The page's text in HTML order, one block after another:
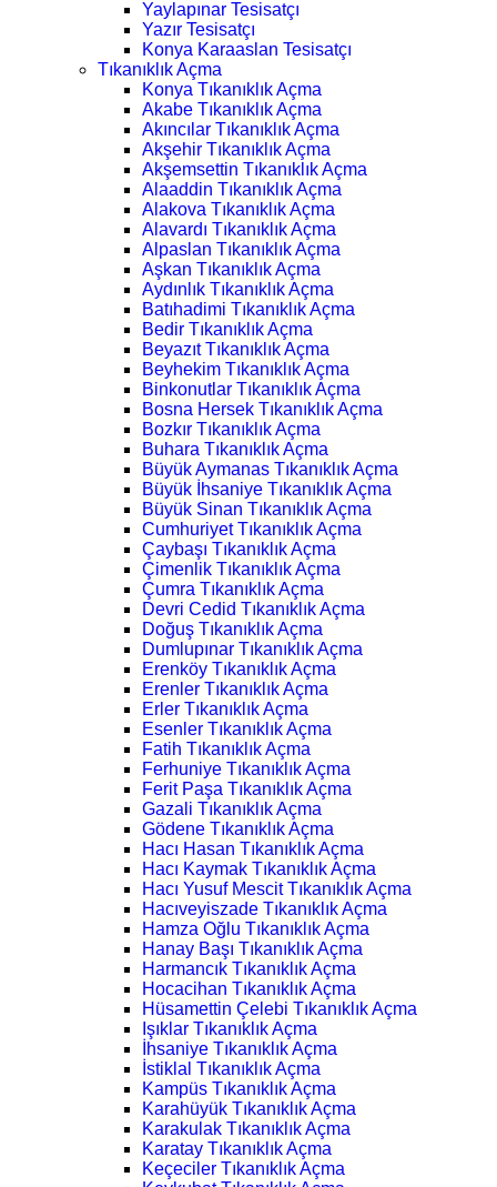
Yaylapınar Tesisatçı
Yazır Tesisatçı
Konya Karaaslan Tesisatçı
Tıkanıklık Açma
Konya Tıkanıklık Açma
Akabe Tıkanıklık Açma
Akıncılar Tıkanıklık Açma
Akşehir Tıkanıklık Açma
Akşemsettin Tıkanıklık Açma
Alaaddin Tıkanıklık Açma
Alakova Tıkanıklık Açma
Alavardı Tıkanıklık Açma
Alpaslan Tıkanıklık Açma
Aşkan Tıkanıklık Açma
Aydınlık Tıkanıklık Açma
Batıhadimi Tıkanıklık Açma
Bedir Tıkanıklık Açma
Beyazıt Tıkanıklık Açma
Beyhekim Tıkanıklık Açma
Binkonutlar Tıkanıklık Açma
Bosna Hersek Tıkanıklık Açma
Bozkır Tıkanıklık Açma
Buhara Tıkanıklık Açma
Büyük Aymanas Tıkanıklık Açma
Büyük İhsaniye Tıkanıklık Açma
Büyük Sinan Tıkanıklık Açma
Cumhuriyet Tıkanıklık Açma
Çaybaşı Tıkanıklık Açma
Çimenlik Tıkanıklık Açma
Çumra Tıkanıklık Açma
Devri Cedid Tıkanıklık Açma
Doğuş Tıkanıklık Açma
Dumlupınar Tıkanıklık Açma
Erenköy Tıkanıklık Açma
Erenler Tıkanıklık Açma
Erler Tıkanıklık Açma
Esenler Tıkanıklık Açma
Fatih Tıkanıklık Açma
Ferhuniye Tıkanıklık Açma
Ferit Paşa Tıkanıklık Açma
Gazali Tıkanıklık Açma
Gödene Tıkanıklık Açma
Hacı Hasan Tıkanıklık Açma
Hacı Kaymak Tıkanıklık Açma
Hacı Yusuf Mescit Tıkanıklık Açma
Hacıveyiszade Tıkanıklık Açma
Hamza Oğlu Tıkanıklık Açma
Hanay Başı Tıkanıklık Açma
Harmancık Tıkanıklık Açma
Hocacihan Tıkanıklık Açma
Hüsamettin Çelebi Tıkanıklık Açma
Işıklar Tıkanıklık Açma
İhsaniye Tıkanıklık Açma
İstiklal Tıkanıklık Açma
Kampüs Tıkanıklık Açma
Karahüyük Tıkanıklık Açma
Karakulak Tıkanıklık Açma
Karatay Tıkanıklık Açma
Keçeciler Tıkanıklık Açma